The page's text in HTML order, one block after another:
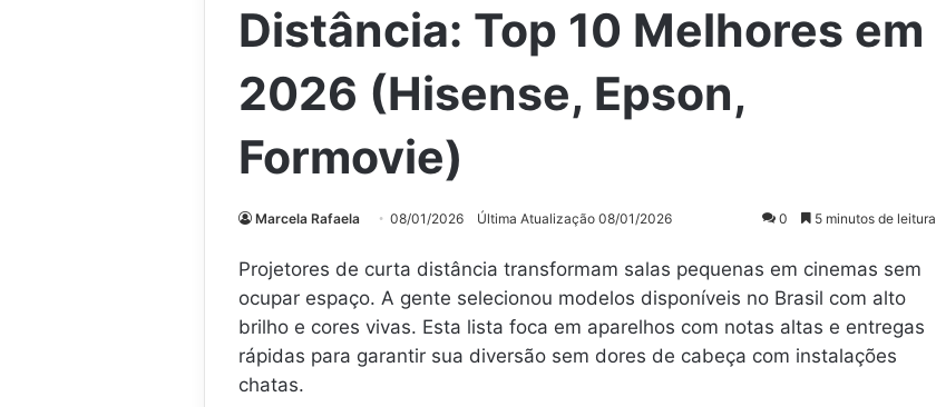
Distância: Top 10 Melhores em
2026 (Hisense, Epson,
Formovie)
Marcela Rafaela 08/01/2026 Última Atualização 08/01/2026 0 5 minutos de leitura
Projetores de curta distância transformam salas pequenas em cinemas sem
ocupar espaço. A gente selecionou modelos disponíveis no Brasil com alto
brilho e cores vivas. Esta lista foca em aparelhos com notas altas e entregas
rápidas para garantir sua diversão sem dores de cabeça com instalações
chatas.